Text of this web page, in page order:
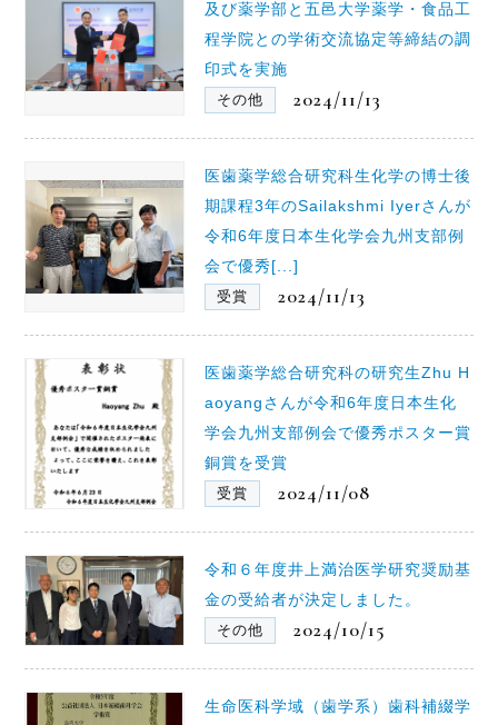
及び薬学部と五邑大学薬学・食品工
程学院との学術交流協定等締結の調
印式を実施
その他
2024/11/13
医歯薬学総合研究科生化学の博士後
期課程3年のSailakshmi Iyerさんが
令和6年度日本生化学会九州支部例
会で優秀[...]
受賞
2024/11/13
医歯薬学総合研究科の研究生Zhu H
aoyangさんが令和6年度日本生化
学会九州支部例会で優秀ポスター賞
銅賞を受賞
受賞
2024/11/08
令和６年度井上満治医学研究奨励基
金の受給者が決定しました。
その他
2024/10/15
生命医科学域（歯学系）歯科補綴学